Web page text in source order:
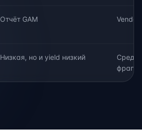
Отчёт GAM
Низкая, но и yield низкий